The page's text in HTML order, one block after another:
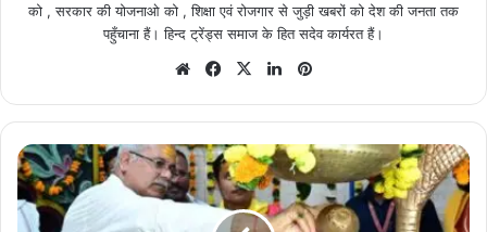
को , सरकार की योजनाओ को , शिक्षा एवं रोजगार से जुड़ी खबरों को देश की जनता तक
पहुँचाना हैं। हिन्द ट्रेंड्स समाज के हित सदेव कार्यरत हैं।
WebsiteFacebook
X LinkedIn
कौही
लिफ्ट
इरीगेशन
योजना